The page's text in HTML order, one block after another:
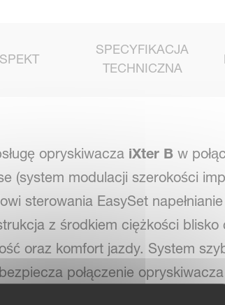
SPECYFIKACJA
TECHNICZNA
opryskiwacza iXter Bw
(system modulacji szerokości
sterowania EasySet napełnianie
z środkiem ciężkości blisko
oraz komfort jazdy. System
połączenie opryskiwacza
i płukania. Dodatkowy komfort